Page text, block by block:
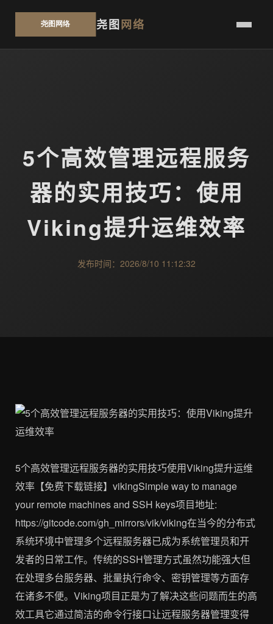
尧图网络
5个高效管理远程服务
器的实用技巧：使用
Viking提升运维效率
发布时间：2026/8/10 11:12:32
5个高效管理远程服务器的实用技巧使用Viking提升运维
效率【免费下载链接】vikingSimple way to manage
your remote machines and SSH keys项目地址:
https://gitcode.com/gh_mirrors/vik/viking在当今的分布式
系统环境中管理多个远程服务器已成为系统管理员和开
发者的日常工作。传统的SSH管理方式虽然功能强大但
在处理多台服务器、批量执行命令、密钥管理等方面存
在诸多不便。Viking项目正是为了解决这些问题而生的高
效工具它通过简洁的命令行接口让远程服务器管理变得